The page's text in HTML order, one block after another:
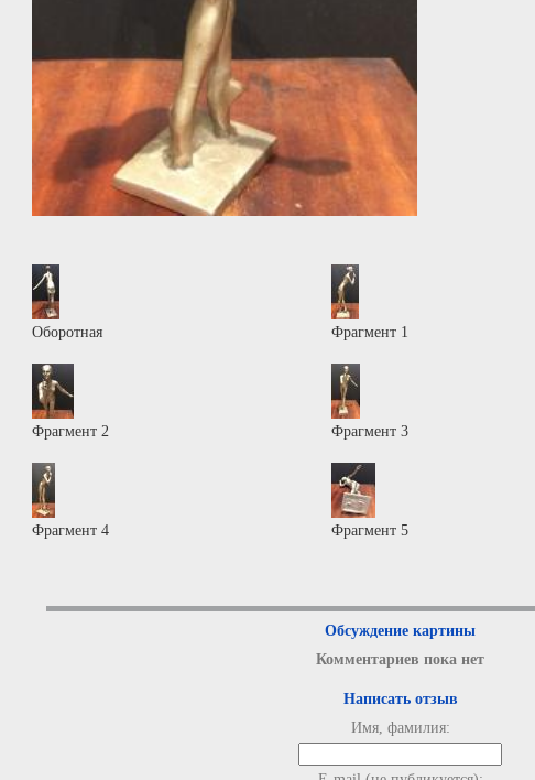
Оборотная Фрагмент 1
Фрагмент 2 Фрагмент 3
Фрагмент 4 Фрагмент 5
Обсуждение картины
Комментариев пока нет
Написать отзыв
Имя, фамилия: